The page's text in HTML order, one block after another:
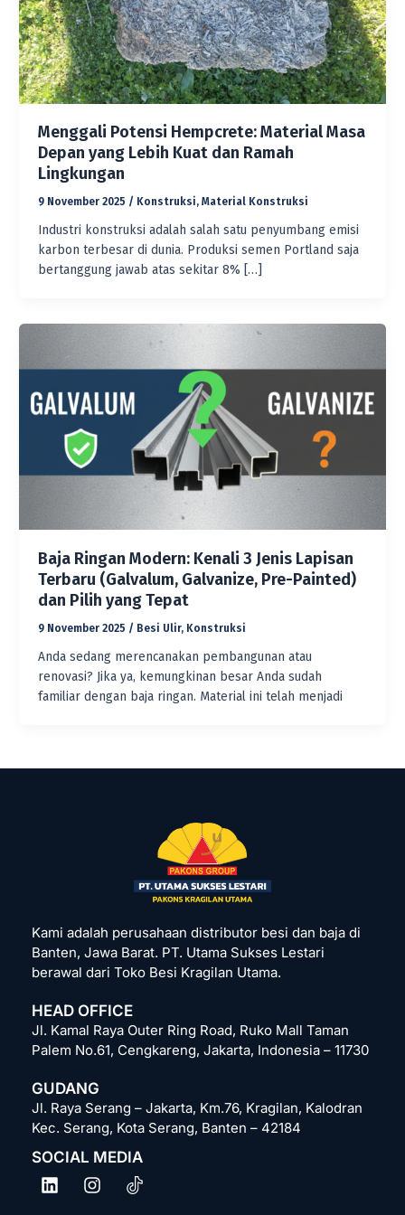
Menggali Potensi Hempcrete: Material Masa
Depan yang Lebih Kuat dan Ramah
Lingkungan
9 November 2025 / Konstruksi, Material Konstruksi
Industri konstruksi adalah salah satu penyumbang emisi
karbon terbesar di dunia. Produksi semen Portland saja
bertanggung jawab atas sekitar 8% […]
Baja Ringan Modern: Kenali 3 Jenis Lapisan
Terbaru (Galvalum, Galvanize, Pre-Painted)
dan Pilih yang Tepat
9 November 2025 / Besi Ulir, Konstruksi
Anda sedang merencanakan pembangunan atau
renovasi? Jika ya, kemungkinan besar Anda sudah
familiar dengan baja ringan. Material ini telah menjadi
Kami adalah perusahaan distributor besi dan baja di
Banten, Jawa Barat. PT. Utama Sukses Lestari
berawal dari Toko Besi Kragilan Utama.
HEAD OFFICE
Jl. Kamal Raya Outer Ring Road, Ruko Mall Taman
Palem No.61, Cengkareng, Jakarta, Indonesia – 11730
GUDANG
Jl. Raya Serang – Jakarta, Km.76, Kragilan, Kalodran
Kec. Serang, Kota Serang, Banten – 42184
SOCIAL MEDIA
L
i
I
n